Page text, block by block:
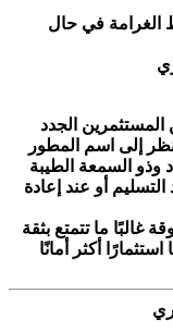
الغرامة في حال
المستثمرين الجدد
إلى اسم المطور
وذو السمعة الطيبة
أو عند إعادة
غالبًا ما تتمتع بثقة
أكثر أمانًا